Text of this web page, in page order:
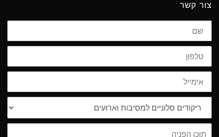
צור קשר
שם
טלפון
אימייל
נושא
תוכן
הפניה